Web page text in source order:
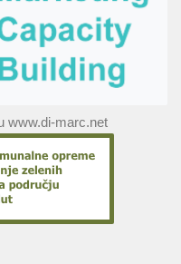
www.di-marc.net